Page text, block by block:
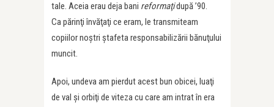
tale. Aceia erau deja bani reformaţidupă ’90.
Ca părinţi învăţaţi ce eram, le transmiteam
copiilor noştri ştafeta responsabilizării bănuţului
muncit.
Apoi, undeva am pierdut acest bun obicei, luaţi
de val şi orbiţi de viteza cu care am intrat în era